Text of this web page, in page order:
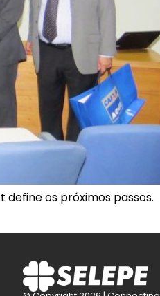
os próximos passos.